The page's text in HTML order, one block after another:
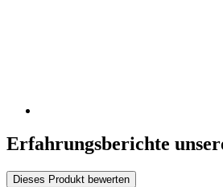
Erfahrungsberichte
Dieses Produkt bewerten